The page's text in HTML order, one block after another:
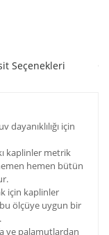
Seçenekleri
için
kaplinler metrik
hemen bütün
için kaplinler
ölçüye uygun bir
ve palamutlardan